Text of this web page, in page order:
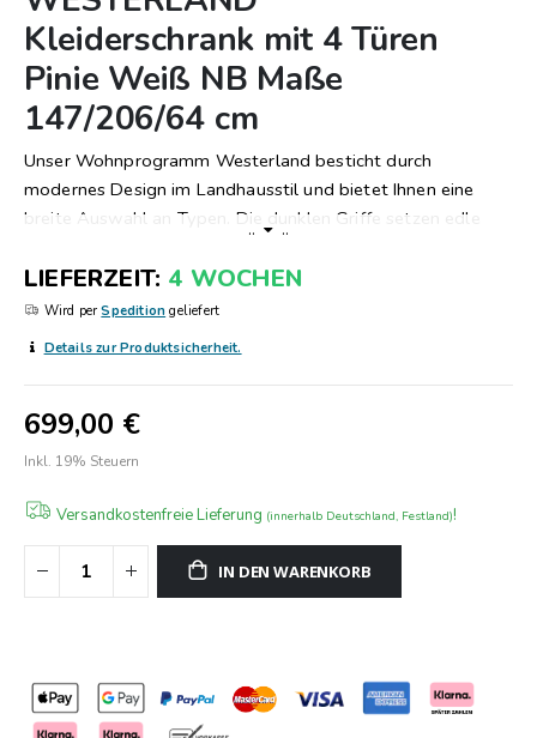
der
Bildergalerie
springen
Kleiderschrank mit 4 Türen
Pinie Weiß NB Maße
147/206/64 cm
Unser Wohnprogramm Westerland besticht durch
modernes Design im Landhausstil und bietet Ihnen eine
breite Auswahl an Typen. Die dunklen Griffe setzen edle
Serie einen besonderen Charme. Alle Möbel werden
individuell neu nach Kundenspezifikation gefertigt. Gerne
.. ..
LIEFERZEIT 4 WOCHEN
Wird perSpedition geliefert
Details zur Produktsicherheit.
699,00 €
Inkl. 19% Steuern
Versandkostenfreie Lieferung (innerhalb Deutschland, Festland)!
IN DEN WARENKORB